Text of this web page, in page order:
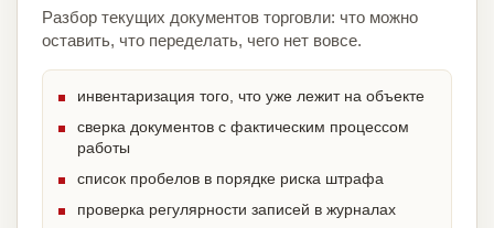
Разбор текущих документов торговли: что можно
оставить, что переделать, чего нет вовсе.
инвентаризация того, что уже лежит на объекте
сверка документов с фактическим процессом
работы
список пробелов в порядке риска штрафа
проверка регулярности записей в журналах